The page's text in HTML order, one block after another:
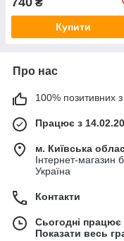
₴
Купити
Про нас
100% позитивних з
Працює з
м. Київська
Інтернет-магазин
Україна
Контакти
Сьогодні працює
Показати весь